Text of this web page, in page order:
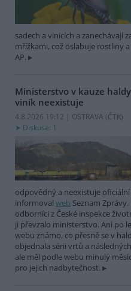
sadech a vinicích a zanechávají
mřížkami, což oslabuje rostliny
AP.
Ministerstvo v kauze
viník neexistuje
4.8.2026 19:12 | OSTRAVA (ČTK)
Diskuse: 1
odpovědný a neexistuje
informoval web Seznam
odborníci z České inspekce
ji převzalo ministerstvo. Ani po
webu známo, co přesně se v
objednala sérii vrtů a
ale měl podle webu minulý
pro jejich nadbytečnost.